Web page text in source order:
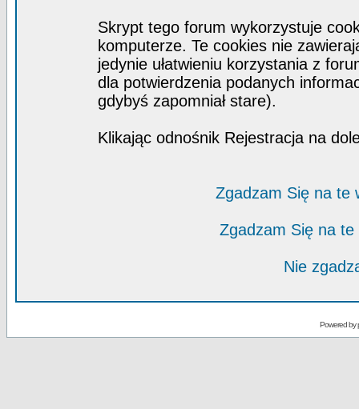
Skrypt tego forum wykorzystuje
komputerze. Te cookies nie
jedynie ułatwieniu korzystania z
dla potwierdzenia podanych
gdybyś zapomniał stare).
Klikając odnośnik Rejestracja na
Zgadzam Się na te
Zgadzam Się na
Nie
Powered by